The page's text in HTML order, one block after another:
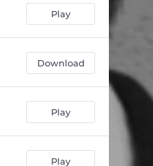
Play
Download
Play
Play